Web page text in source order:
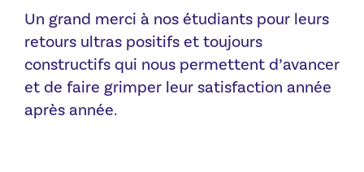
Un grand merci à nos étudiants pour leurs
retours ultras positifs et toujours
constructifs qui nous permettent d’avancer
et de faire grimper leur satisfaction année
après année.